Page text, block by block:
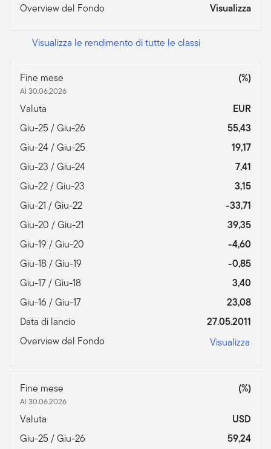
Overview del Fondo
Visualizza
Visualizza le rendimento di tutte le classi
Fine mese
Al 30.06.2026
(%)
Valuta
EUR
Giu-25 / Giu-26
55,43
Giu-24 / Giu-25
19,17
Giu-23 / Giu-24
7,41
Giu-22 / Giu-23
3,15
Giu-21 / Giu-22
-33,71
Giu-20 / Giu-21
39,35
Giu-19 / Giu-20
-4,60
Giu-18 / Giu-19
-0,85
Giu-17 / Giu-18
3,40
Giu-16 / Giu-17
23,08
Data di lancio
27.05.2011
Overview del Fondo
Visualizza
Fine mese
Al 30.06.2026
(%)
Valuta
USD
Giu-25 / Giu-26
59,24